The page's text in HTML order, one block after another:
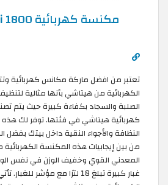
مكنسة كهربائية Hitachi 1800 واط
تعتبر من افضل ماركة مكانس كهربائية
الكهربائية من هيتاشي بأنها مثالية
الصلبة والسجاد بكفاءة كبيرة حيث يتم
كهربائية هيتاشي في فئتها. توفر لك هذه
النظافة والأجواء النقية داخل بيتك بفضل
من بين إيجابيات هذه المكنسة
المعدني القوي وخفيف الوزن في نفس
غبار كبيرة تبلغ 18 لترًا مع مؤشر